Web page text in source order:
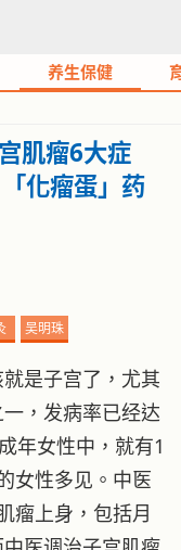
养生保健
肌瘤6大症
化瘤蛋」药
吴明珠
是子宫了，尤其
，发病率已经达
年女性中，就有1
女性多见。中医
瘤上身，包括月